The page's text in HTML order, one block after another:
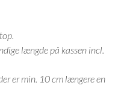
vinterfortelte
og campingvogn
webshop
længde på kassen incl.
er min. 10 cm længere en